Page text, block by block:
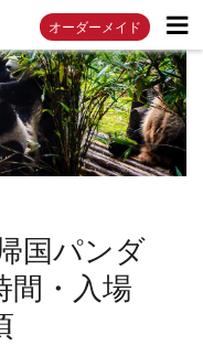
オーダーメイド
国パンダ
間・入場